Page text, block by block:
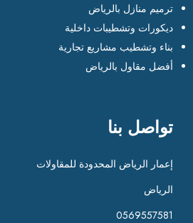
ترميم منازل بالرياض
ديكورات وتشطيبات داخلية
بناء وتشطيب مشاريع تجارية
أفضل مقاول بالرياض
تواصل بنا
إعمار الرياض المحدودة للمقاولات
الرياض
0569557581